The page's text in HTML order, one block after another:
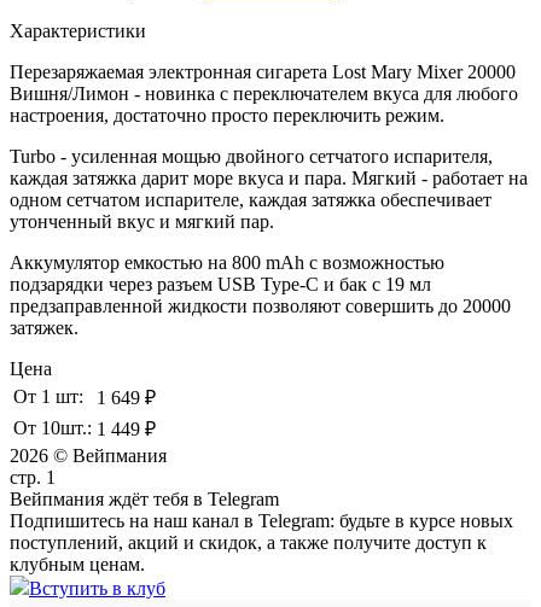
Характеристики
Перезаряжаемая электронная сигарета Lost Mary Mixer 20000
Вишня/Лимон - новинка с переключателем вкуса для любого
настроения, достаточно просто переключить режим.
Turbo - усиленная мощью двойного сетчатого испарителя,
каждая затяжка дарит море вкуса и пара. Мягкий - работает на
одном сетчатом испарителе, каждая затяжка обеспечивает
утонченный вкус и мягкий пар.
Аккумулятор емкостью на 800 mAh с возможностью
подзарядки через разъем USB Type-C и бак с 19 мл
предзаправленной жидкости позволяют совершить до 20000
затяжек.
Цена
От 1 шт:
1 649 ₽
От 10шт.: 1 449 ₽
2026 © Вейпмания
стр. 1
Вейпмания ждёт тебя в Telegram
Подпишитесь на наш канал в Telegram: будьте в курсе новых
поступлений, акций и скидок, а также получите доступ к
клубным ценам.
Вступить в клуб